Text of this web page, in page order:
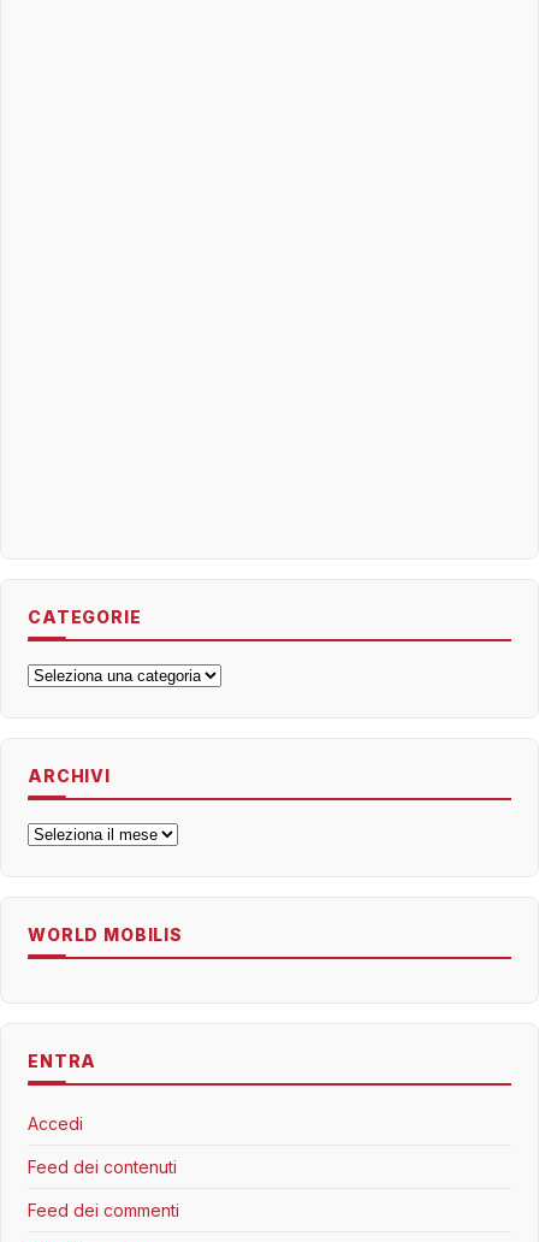
CATEGORIE
Categorie
ARCHIVI
Archivi
WORLD MOBILIS
ENTRA
Accedi
Feed dei contenuti
Feed dei commenti